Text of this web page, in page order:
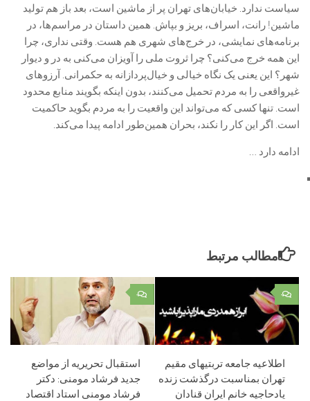
سیاست ندارد. خیابان‌های تهران پر از ماشین است، بعد باز هم تولید
ماشین! رانت، اسراف، بریز و بپاش. همین داستان در مراسم‌ها، در
برنامه‌های نمایشی، در خرج‌های شهری هم هست. وقتی نداری، چرا
این همه خرج می‌کنی؟ چرا ثروت ملی را آویزان می‌کنی به در و دیوار
شهر؟ این یعنی یک نگاه خیالی و خیال‌پردازانه به حکمرانی. آرزوهای
غیرواقعی را به مردم تحمیل می‌کنند، بدون اینکه بگویند منابع محدود
است. تنها کسی که می‌تواند این واقعیت را به مردم بگوید حاکمیت
است. اگر این کار را نکند، بحران همین‌طور ادامه پیدا می‌کند.
ادامه دارد …
مطالب مرتبط
۰
استقبال تحریریه از مواضع
جدید فرشاد مومنی: دکتر
فرشاد مومنی استاد اقتصاد
۰
اطلاعیه جامعه تربتیهای مقیم
تهران بمناسبت درگذشت زنده
یادحاجیه خانم ایران قنادان